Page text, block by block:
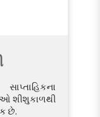
શીશુકાળથી
છે.